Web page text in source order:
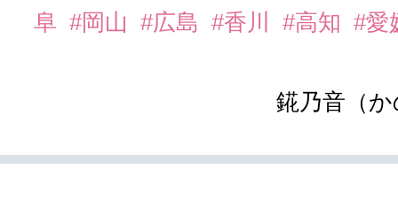
阜 #岡山 #広島 #香川 #高知 #愛
錵乃音（